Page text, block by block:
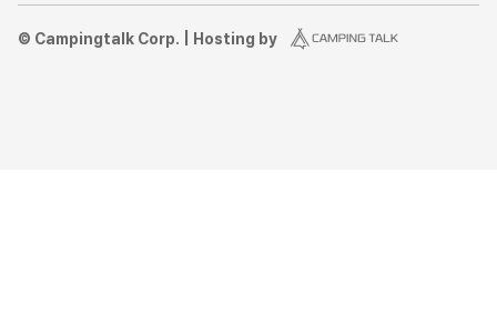
© Campingtalk Corp. | Hosting by